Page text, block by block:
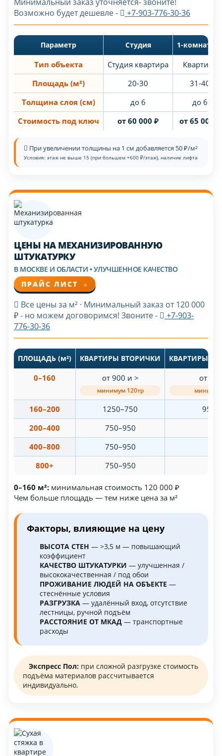
Возможно будет дешевле -
+7-903-776-30-36
Параметр Студия 1-
Тип объекта Студия квартира
Квартира
Площадь (м²)
20-30
31-40
Толщина слоя (см)
до 6
до 6
Стоимость под ключ
от 60 000 ₽ от 65 000 ₽
При увеличении толщины на 1 см добавляется 50 ₽/м²
Условия: этаж не выше 15 (при большем +600 ₽/этаж), наличие лифта
ЦЕНЫ НА МЕХАНИЗИРОВАННУЮ
ШТУКАТУРКУ
В МОСКВЕ И ОБЛАСТИ • УЛУЧШЕННОЕ КАЧЕСТВО
ПРАЙС ЛИСТ
®
Все цены за м² · Минимальный заказ от 120 000
₽ - но можем договоримся! Звоните -
+7-903-
776-30-36
ПЛОЩАДЬ (м²) КВАРТИРЫ ВТОРИЧКИ КВАРТИРЫ
0–160 от 900 и >
минимум 120тр
от
160–200 1250–750
200–400
750–950
400–800
750–950
800+
750–950
0–160 м²: минимальная стоимость 120 000 ₽
Чем больше площадь — тем ниже цена за м²
Факторы, влияющие на цену
ВЫСОТА СТЕН — >3,5 м — повышающий
коэффициент
КАЧЕСТВО ШТУКАТУРКИ — улучшенная /
высококачественная / под обои
ПРОЖИВАНИЕ ЛЮДЕЙ НА ОБЪЕКТЕ —
стеснённые условия
РАЗГРУЗКА — удалённый вход, отсутствие
лестницы, ручной подъём
РАССТОЯНИЕ ОТ МКАД — транспортные
расходы
Экспресс Пол: при сложной разгрузке стоимость
подъёма материалов рассчитывается
индивидуально.